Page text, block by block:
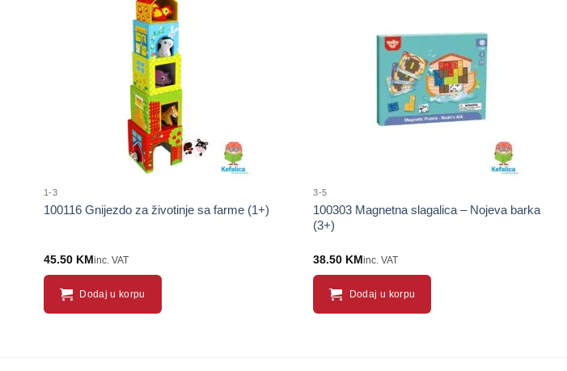
1-3
100116 Gnijezdo za životinje sa farme (1+)
45.50 KMinc. VAT
Dodaj u korpu
proizvod
3-5
100303 Magnetna slagalica – Nojeva barka
(3+)
38.50 KMinc. VAT
Dodaj u korpu